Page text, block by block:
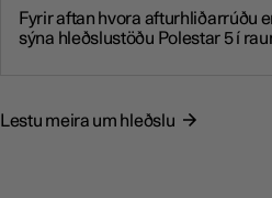
Fyrir aftan hvora afturhliðarrúðu
sýna hleðslustöðu Polestar 5 í
Lestu meira um hleðslu